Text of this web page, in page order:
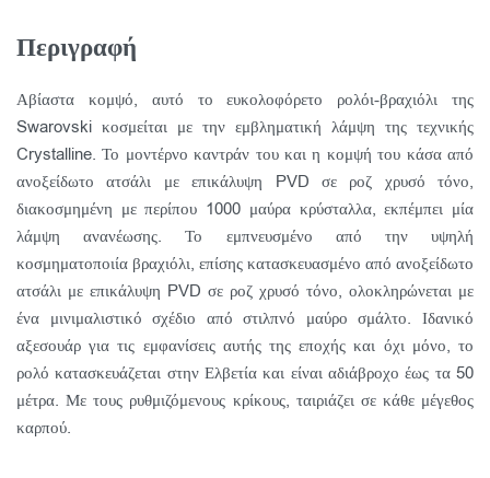
Περιγραφή
Αβίαστα κομψό, αυτό το ευκολοφόρετο ρολόι-βραχιόλι της
Swarovski κοσμείται με την εμβληματική λάμψη της τεχνικής
Crystalline. Το μοντέρνο καντράν του και η κομψή του κάσα από
ανοξείδωτο ατσάλι με επικάλυψη PVD σε ροζ χρυσό τόνο,
διακοσμημένη με περίπου 1000 μαύρα κρύσταλλα, εκπέμπει μία
λάμψη ανανέωσης. Το εμπνευσμένο από την υψηλή
κοσμηματοποιία βραχιόλι, επίσης κατασκευασμένο από ανοξείδωτο
ατσάλι με επικάλυψη PVD σε ροζ χρυσό τόνο, ολοκληρώνεται με
ένα μινιμαλιστικό σχέδιο από στιλπνό μαύρο σμάλτο. Ιδανικό
αξεσουάρ για τις εμφανίσεις αυτής της εποχής και όχι μόνο, το
ρολό κατασκευάζεται στην Ελβετία και είναι αδιάβροχο έως τα 50
μέτρα. Με τους ρυθμιζόμενους κρίκους, ταιριάζει σε κάθε μέγεθος
καρπού.